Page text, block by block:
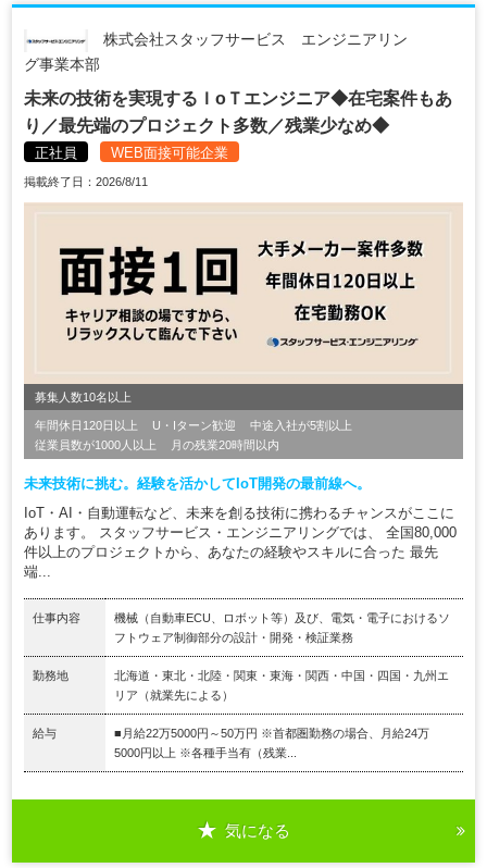
株式会社スタッフサービス エンジニアリン
グ事業本部
未来の技術を実現するＩoＴエンジニア◆在宅案件もあ
り／最先端のプロジェクト多数／残業少なめ◆
正社員 WEB面接可能企業
掲載終了日：2026/8/11
募集人数10名以上
年間休日120日以上 U・Iターン歓迎
中途入社が5割以上
従業員数が1000人以上
月の残業20時間以内
未来技術に挑む。経験を活かしてIoT開発の最前線へ。
IoT・AI・自動運転など、未来を創る技術に携わるチャンスがここに
あります。 スタッフサービス・エンジニアリングでは、 全国80,000
件以上のプロジェクトから、あなたの経験やスキルに合った 最先
端...
仕事内容
機械（自動車ECU、ロボット等）及び、電気・電子におけるソ
フトウェア制御部分の設計・開発・検証業務
勤務地
北海道・東北・北陸・関東・東海・関西・中国・四国・九州エ
リア（就業先による）
給与
■月給22万5000円～50万円 ※首都圏勤務の場合、月給24万
5000円以上 ※各種手当有（残業...
気になる